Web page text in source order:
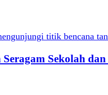
Sekolah dan